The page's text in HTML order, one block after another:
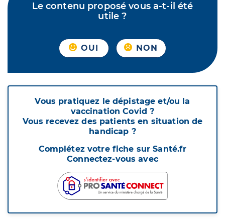
Le contenu proposé vous a-t-il été
utile ?
OUI NON
Vous pratiquez le dépistage et/ou la
vaccination Covid ?
Vous recevez des patients en situation de
handicap ?
Complétez votre fiche sur Santé.fr
Connectez-vous avec